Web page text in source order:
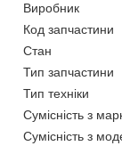
Виробник
Код запчастини
Стан
Тип запчастини
Тип техніки
Сумісність з
Сумісність з